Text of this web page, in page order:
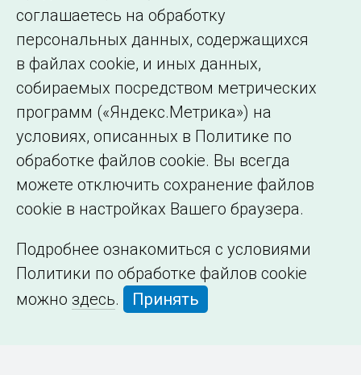
организации
соглашаетесь на обработку
персональных данных, содержащихся
в файлах cookie, и иных данных,
собираемых посредством метрических
программ («Яндекс.Метрика») на
условиях, описанных в Политике по
обработке файлов cookie. Вы всегда
можете отключить сохранение файлов
cookie в настройках Вашего браузера.
Подробнее ознакомиться с условиями
Политики по обработке файлов cookie
можно здесь. Принять